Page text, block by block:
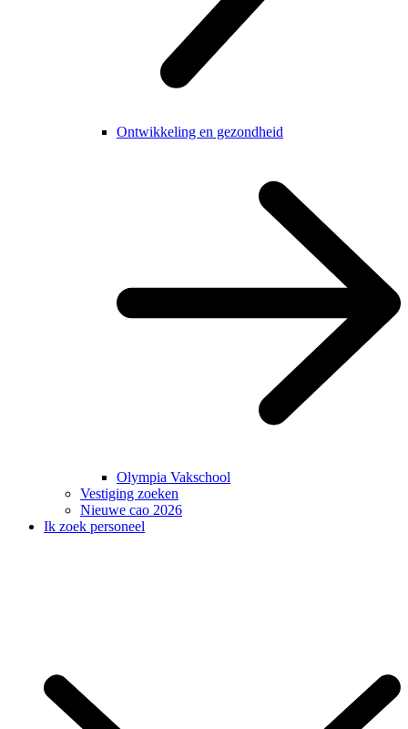
Ontwikkeling en gezondheid
Olympia Vakschool
Vestiging zoeken
Nieuwe cao 2026
Ik zoek personeel